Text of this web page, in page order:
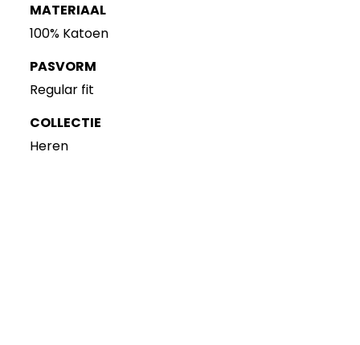
MATERIAAL
100% Katoen
PASVORM
Regular fit
COLLECTIE
Heren